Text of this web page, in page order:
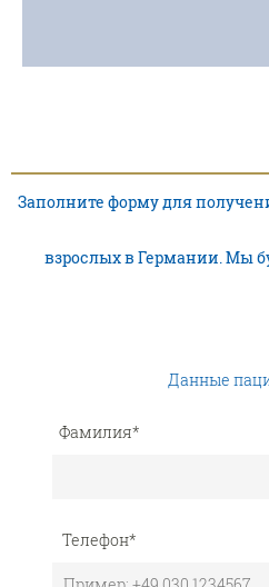
Заполните форму для
взрослых в Германии. Мы
Данные
Фамилия*
Телефон*